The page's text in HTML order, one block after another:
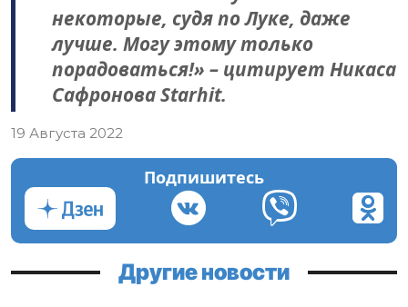
некоторые, судя по Луке, даже
лучше. Могу этому только
порадоваться!» – цитирует Никаса
Сафронова Starhit.
19 Августа 2022
Подпишитесь
Другие новости